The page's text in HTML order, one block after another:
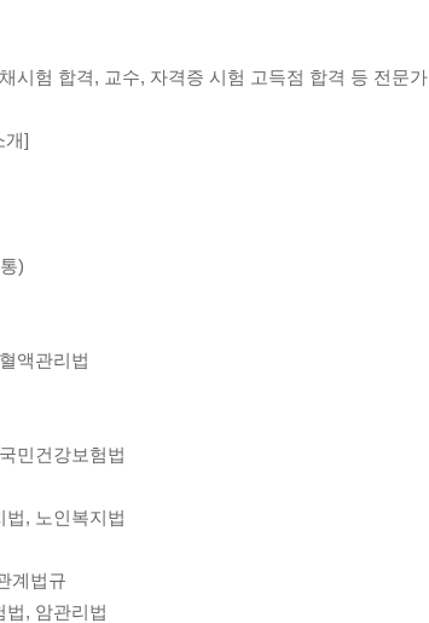
시험 합격, 교수, 자격증 시험 고득점 합격 등 전문가
개]
)
액관리법
민건강보험법
, 노인복지법
계법규
법, 암관리법